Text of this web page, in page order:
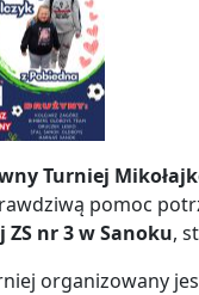
Turniej
pomoc
nr 3 w Sanoku,
organizowany